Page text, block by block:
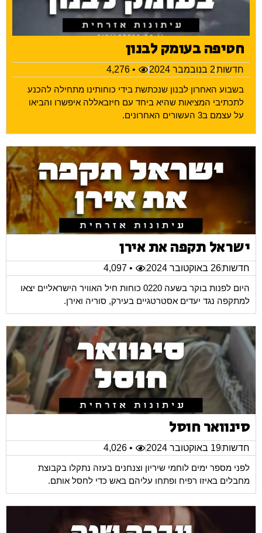
חטיפה בעומק לבנון
חדשות2 בנובמבר 2024
• 4,276
בשבוע האחרון לבנון שנכתשת בידי כוחותינו מתחילה להכנע
לתכתיבי המציאות שהיא ביחד עם חיזבאללה איפשרו והביאו
על עצמם ב3 העשורים האחרונים.
ישראל תקפה את אירן
חדשות26 באוקטובר 2024
• 4,097
היום לפנות בוקר בשעה 0220 כוחות חיל האוויר הישראליים יצאו
למתקפה נגד יעדים אסטרטגיים בעירק, סוריה ואירן.
סינוואר חוסל
חדשות19 באוקטובר 2024
• 4,026
לפני מספר ימים לוחמי שיריון וצנחנים בעזה נתקלו בקבוצת
מחבלים באיזו רפיח ופתחו עליהם באש כדי לחסל אותם.